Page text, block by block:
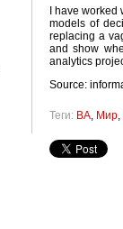
I have
models of
replacing a
and show
analytics
Source:
Теги: BA, Мир,